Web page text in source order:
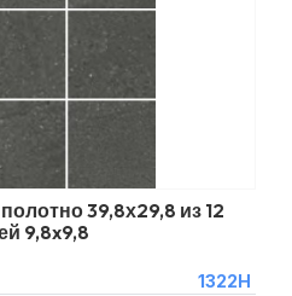
39,8х29,8 из 12
9,8x9,8
1322H